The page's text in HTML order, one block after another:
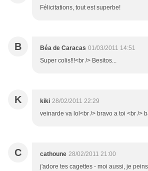
Félicitations, tout est superbe!
B Béa de Caracas 01/03/2011 14:51
Super colis!!!<br /> Besitos...
K kiki 28/02/2011 22:29
veinarde va lol<br /> bravo a toi <br />
C cathoune 28/02/2011 21:00
j'adore tes cagettes - moi aussi, je